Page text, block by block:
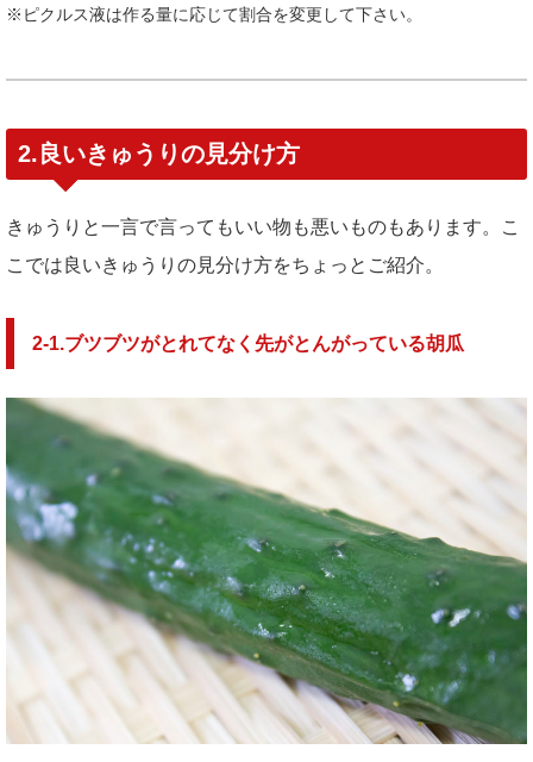
※ピクルス液は作る量に応じて割合を変更して下さい。
2.良いきゅうりの見分け方
きゅうりと一言で言ってもいい物も悪いものもあります。こ
こでは良いきゅうりの見分け方をちょっとご紹介。
2-1.ブツブツがとれてなく先がとんがっている胡瓜